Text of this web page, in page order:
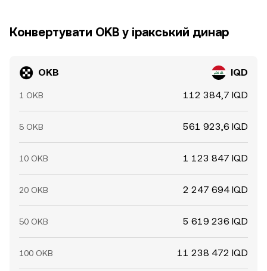
Конвертувати OKB у іракський динар
OKB IQD
1 OKB 112 384,7 IQD
5 OKB 561 923,6 IQD
10 OKB 1 123 847 IQD
20 OKB 2 247 694 IQD
50 OKB 5 619 236 IQD
100 OKB 11 238 472 IQD